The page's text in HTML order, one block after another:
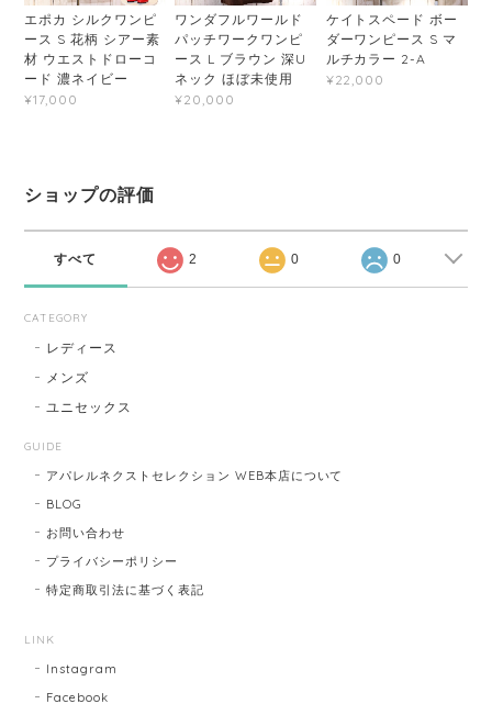
エポカ シルクワンピ
ース S 花柄 シアー素
材 ウエストドローコ
ード 濃ネイビー
¥17,000
ワンダフルワールド
パッチワークワンピ
ース L ブラウン 深U
ネック ほぼ未使用
¥20,000
ケイトスペード ボー
ダーワンピース S マ
ルチカラー 2-A
¥22,000
ショップの評価
すべて 2 0 0
CATEGORY
レディース
メンズ
ユニセックス
GUIDE
アパレルネクストセレクション WEB本店について
BLOG
お問い合わせ
プライバシーポリシー
特定商取引法に基づく表記
LINK
Instagram
Facebook